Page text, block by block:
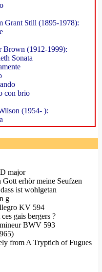
Grant Still (1895-1978):
Brown (1912-1999):
Sonata
con brio
(1954- ):
major
erhör meine Seufzen
ist wohlgetan
g
KV 594
gais bergers ?
BWV 593
from A Tryptich of Fugues